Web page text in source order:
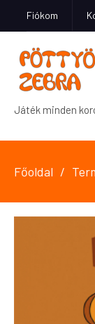
Fiókom
Játék minden
Főoldal